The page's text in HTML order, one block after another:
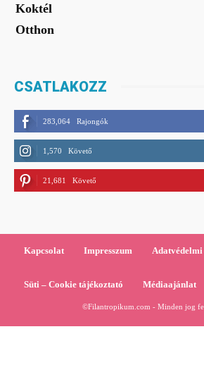
Koktél
Otthon
CSATLAKOZZ
283,064 Rajongók
1,570 Követő
21,681 Követő
Kapcsolat Impresszum
Süti – Cookie tájékoztató Médiaajánlat
©Filantropikum.com - Minden jog